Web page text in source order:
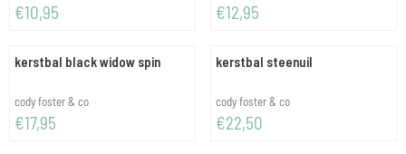
Prijs: 10,95
€10,95 Prijs: 12,95
€12,95
kerstbal black widow spin
Merk:
cody foster & co
Prijs: 17,95
€17,95
kerstbal steenuil
Merk:
cody foster & co
Prijs: 22,50
€22,50